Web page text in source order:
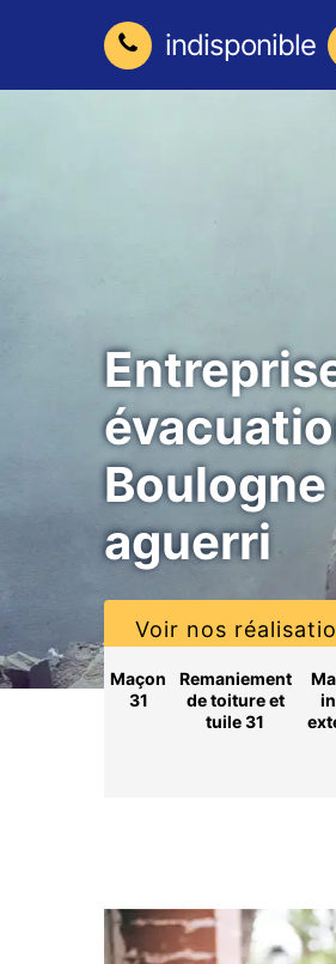
indisponible
aguerri
Voir nos
Maçon
31
Remaniement
de toiture et
tuile 31